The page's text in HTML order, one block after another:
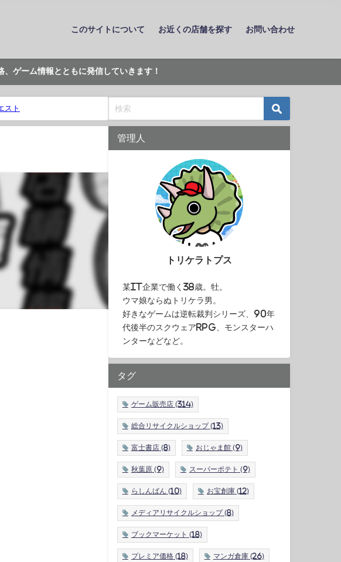
このサイトについて お近くの店舗を探す お問い合わせ
ゲーム情報とともに発信していきます！
スト
管理人
トリケラトプス
某IT企業で働く38歳。牡。
ウマ娘ならぬトリケラ男。
好きなゲームは逆転裁判シリーズ、90年
代後半のスクウェアRPG、モンスターハ
ンターなどなど。
タグ
ゲーム販売店 (314)
総合リサイクルショップ(13)
富士書店 (8) おじゃま館(9)
秋葉原 (9) スーパーポテト (9)
らしんばん (10) お宝創庫 (12)
メディアリサイクルショップ(8)
ブックマーケット (18)
プレミア価格(18) マンガ倉庫 (26)